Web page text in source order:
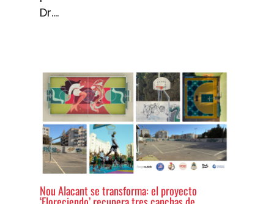
Dr.…
Nou Alacant se transforma: el proyecto